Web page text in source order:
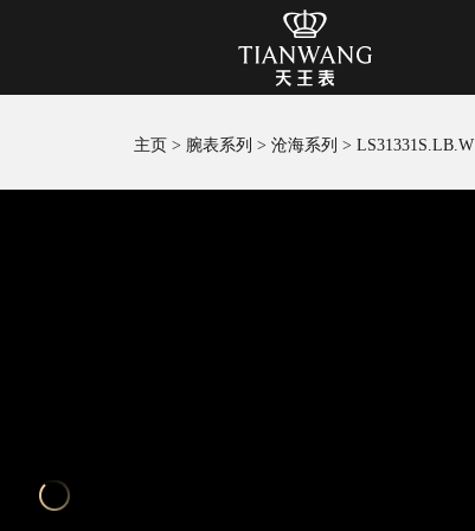
主页 > 腕表系列 > 沧海系列 > LS31331S.LB.W